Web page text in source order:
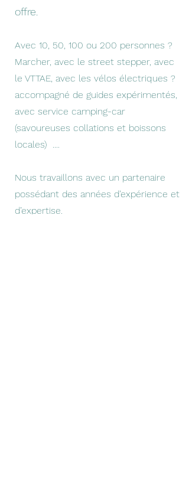
offre.
Avec 10, 50, 100 ou 200 personnes ?
Marcher, avec le street stepper, avec
le VTTAE, avec les vélos électriques ?
accompagné de guides expérimentés,
avec service camping-car
(savoureuses collations et boissons
locales) ....
Nous travaillons avec un partenaire
possédant des années d’expérience et
d’expertise.